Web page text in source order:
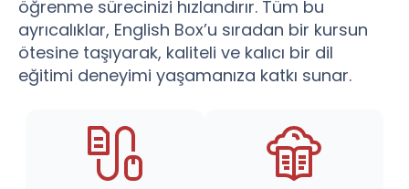
öğrenme sürecinizi hızlandırır. Tüm bu
ayrıcalıklar, English Box’u sıradan bir kursun
ötesine taşıyarak, kaliteli ve kalıcı bir dil
eğitimi deneyimi yaşamanıza katkı sunar.